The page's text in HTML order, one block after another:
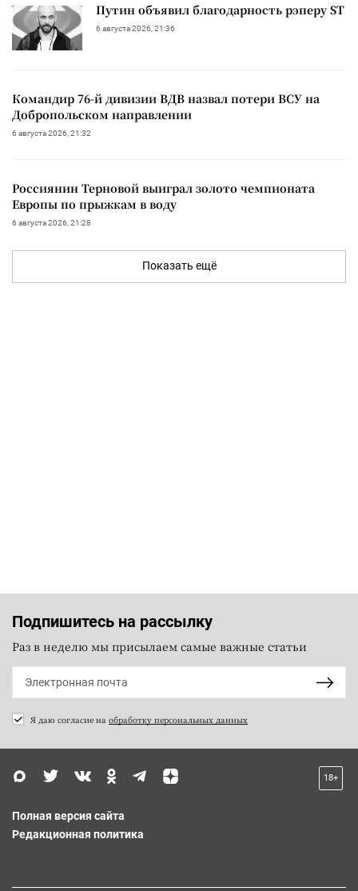
Путин объявил благодарность рэперу ST
6 августа 2026, 21:36
Командир 76-й дивизии ВДВ назвал потери ВСУ на
Добропольском направлении
6 августа 2026, 21:32
Россиянин Терновой выиграл золото чемпионата
Европы по прыжкам в воду
6 августа 2026, 21:28
Показать ещё
Подпишитесь на рассылку
Раз в неделю мы присылаем самые важные статьи
Я даю согласие на обработку персональных данных
18+
Полная версия сайта
Редакционная политика